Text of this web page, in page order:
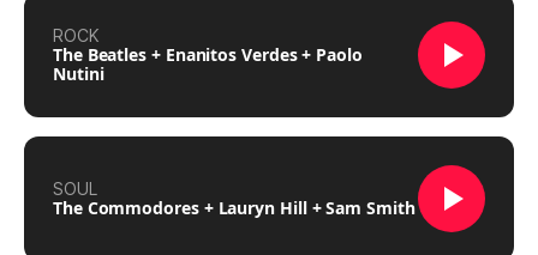
ROCK
The Beatles + Enanitos Verdes + Paolo
Nutini
SOUL
The Commodores + Lauryn Hill + Sam Smith